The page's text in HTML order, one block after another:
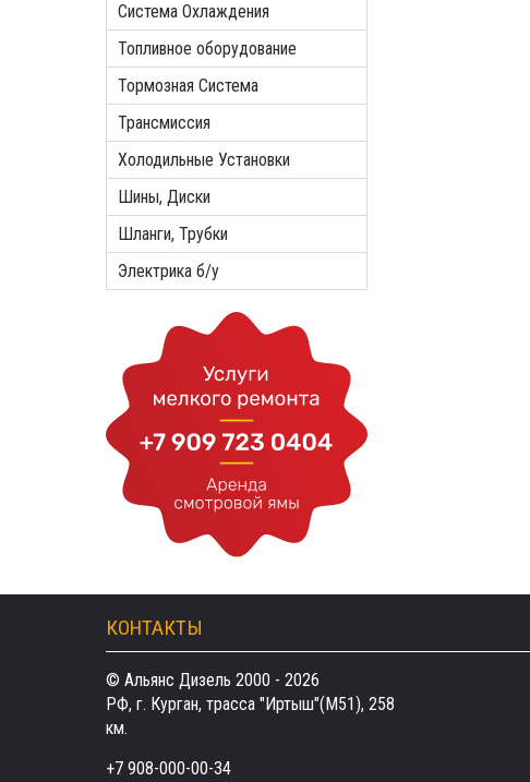
Система Охлаждения
Топливное оборудование
Тормозная Система
Трансмиссия
Холодильные Установки
Шины, Диски
Шланги, Трубки
Электрика б/у
КОНТАКТЫ
© Альянс Дизель 2000 - 2026
РФ, г. Курган, трасса "Иртыш"(М51), 258
км.
+7 908-000-00-34